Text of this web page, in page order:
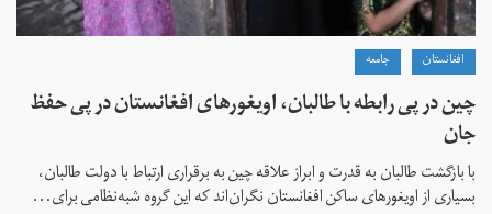
افغانستان جامعه
چین در پی رابطه با طالبان، اویغورهای افغانستان در پی حفظ
جان
با بازگشت طالبان به قدرت و ابراز علاقه چین به برقراری ارتباط با دولت طالبان،
بسیاری از اویغورهای ساکن افغانستان نگران‌اند که این گروه شبه‌نظامی برای...